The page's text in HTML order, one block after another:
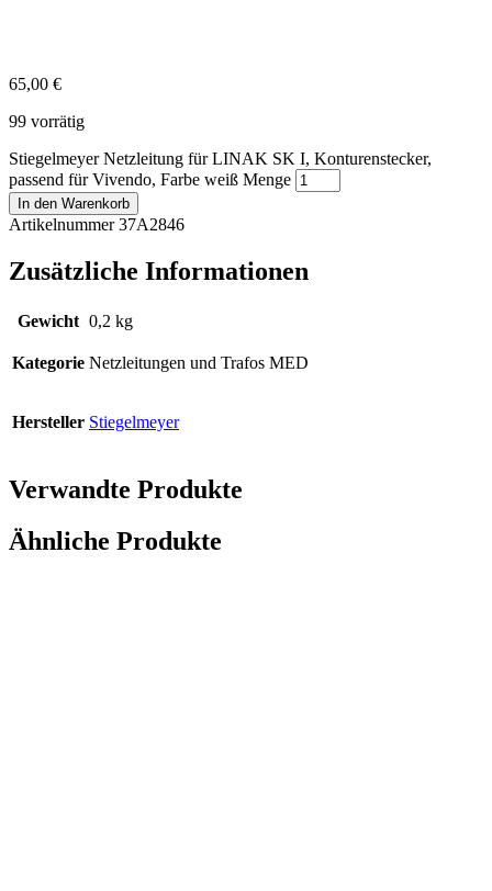
65,00 €
99 vorrätig
Stiegelmeyer Netzleitung für LINAK SK I, Konturenstecker,
passend für Vivendo, Farbe weiß Menge
In den Warenkorb
Artikelnummer 37A2846
Zusätzliche Informationen
Gewicht 0,2 kg
Kategorie Netzleitungen und Trafos MED
Hersteller Stiegelmeyer
Verwandte Produkte
Ähnliche Produkte